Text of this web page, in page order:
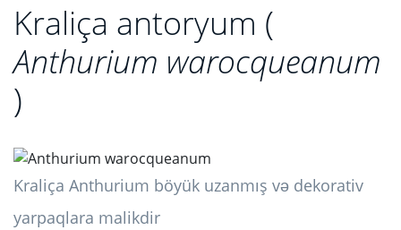
Kraliça antoryum (
Anthurium warocqueanum
)
Kraliça Anthurium böyük uzanmış və dekorativ
yarpaqlara malikdir